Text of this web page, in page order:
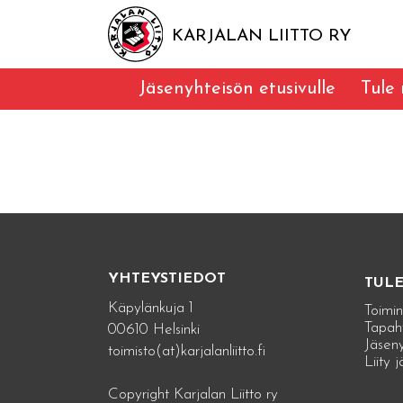
KARJALAN LIITTO RY
Jäsenyhteisön etusivulle
YHTEYSTIEDOT
Käpylänkuja 1
00610 Helsinki
toimisto(at)karjalanliitto.fi
Copyright Karjalan Liitto ry
Liity